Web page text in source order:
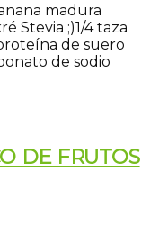
madura
Stevia ;)1/4 taza
de suero
de sodio
DE FRUTOS